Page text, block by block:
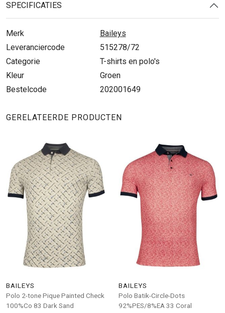
SPECIFICATIES
Merk
Baileys
Leveranciercode
515278/72
Categorie
T-shirts en polo's
Kleur
Groen
Bestelcode
202001649
GERELATEERDE PRODUCTEN
BAILEYS
Polo 2-tone Pique Painted Check
100%Co 83 Dark Sand
BAILEYS
Polo Batik-Circle-Dots
92%PES/8%EA 33 Coral